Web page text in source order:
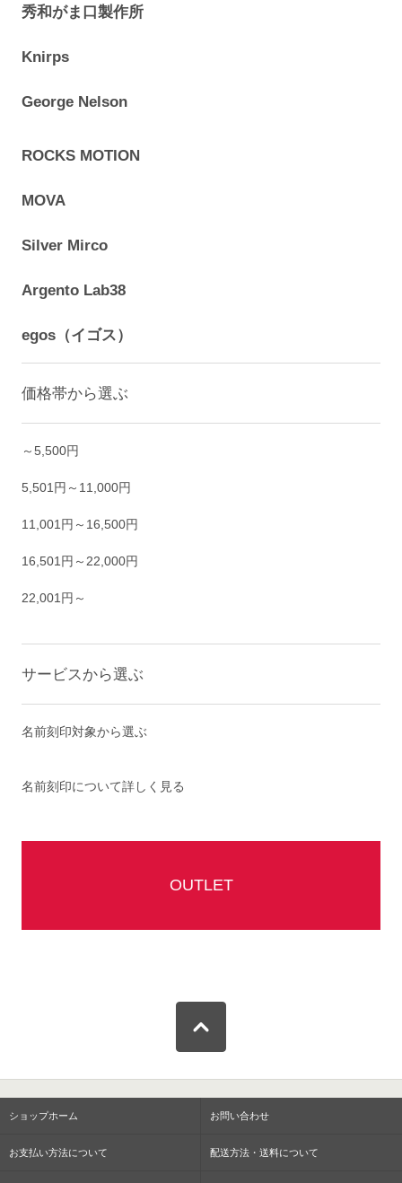
秀和がま口製作所
Knirps
George Nelson
ROCKS MOTION
MOVA
Silver Mirco
Argento Lab38
egos（イゴス）
価格帯から選ぶ
～5,500円
5,501円～11,000円
11,001円～16,500円
16,501円～22,000円
22,001円～
サービスから選ぶ
名前刻印対象から選ぶ
名前刻印について詳しく見る
OUTLET
ショップホーム お問い合わせ
お支払い方法について 配送方法・送料について